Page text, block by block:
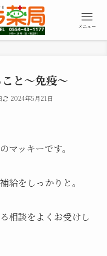
メニュー
と～免疫～
2024年5月21日
マッキーです。
給をしっかりと。
相談をよくお受けし